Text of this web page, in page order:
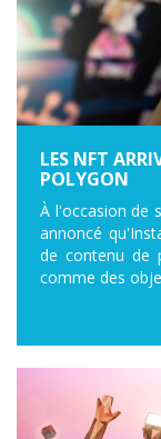
LES NFT
POLYGON
À l'occasion de
annoncé
de contenu de
comme des